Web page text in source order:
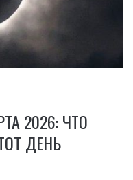
2026: ЧТО
ДЕНЬ